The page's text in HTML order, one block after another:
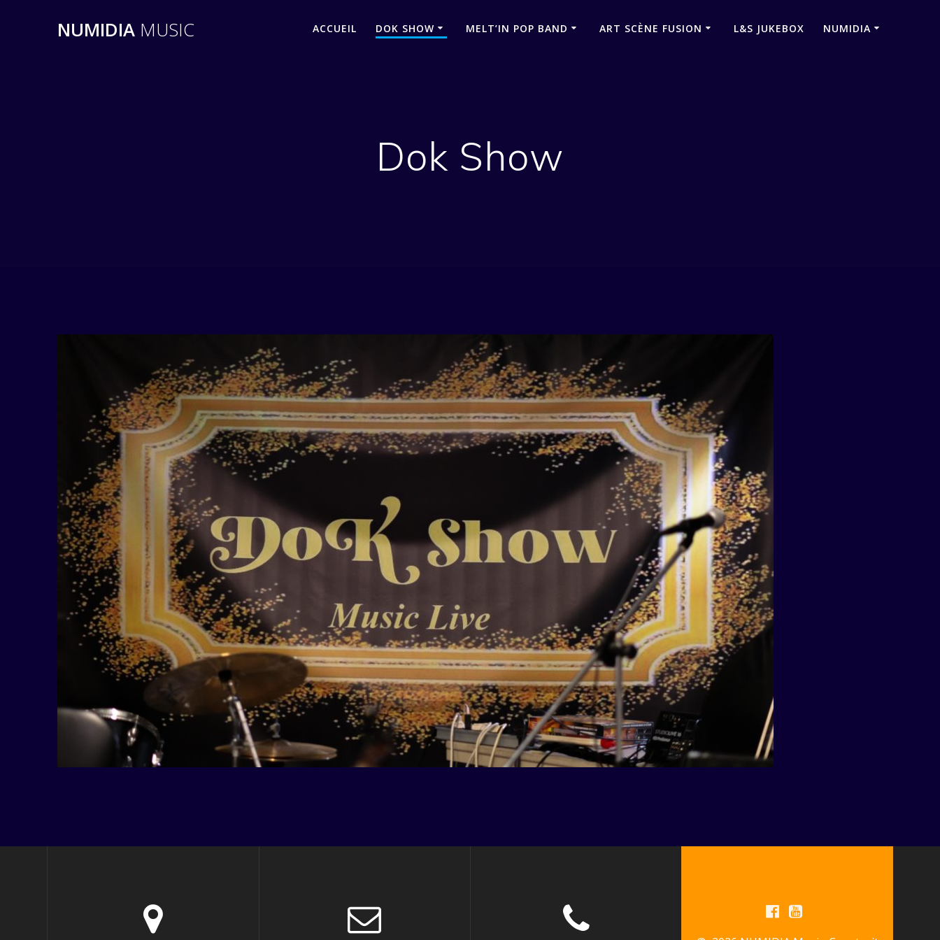
NUMIDIA MUSIC ACCUEIL DOK SHOW MELT’IN POP BAND ART SCÈNE FUSION L&S JUKEBOX NUMIDIA
Dok Show